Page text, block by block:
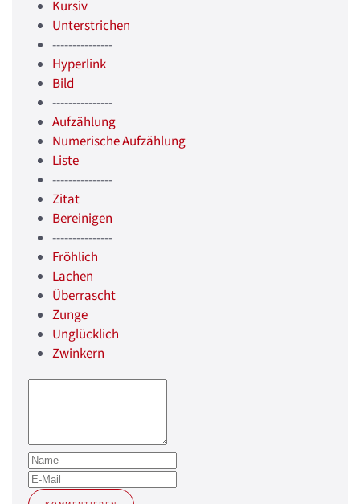
Kursiv
Unterstrichen
---------------
Hyperlink
Bild
---------------
Aufzählung
Numerische Aufzählung
Liste
---------------
Zitat
Bereinigen
---------------
Fröhlich
Lachen
Überrascht
Zunge
Unglücklich
Zwinkern